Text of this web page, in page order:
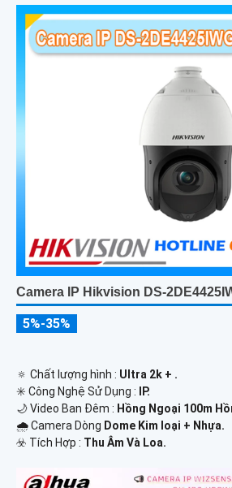
Camera IP Hikvision DS-
5%-35%
🔅 Chất lượng hình : Ultra 2k + .
✳️ Công Nghệ Sử Dụng :
IP.
🌙 Video Ban Đêm : Hồng Ngoại 100m
🌧️ Camera Dòng Dome Kim loại + Nhựa.
️☣️ Tích Hợp : Thu Âm Và Loa.